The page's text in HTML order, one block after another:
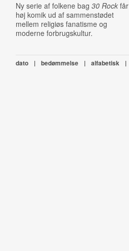
Ny serie af folkene bag 30 Rockfår
høj komik ud af sammenstødet
mellem religiøs fanatisme og
moderne forbrugskultur.
dato | bedømmelse | alfabetisk |